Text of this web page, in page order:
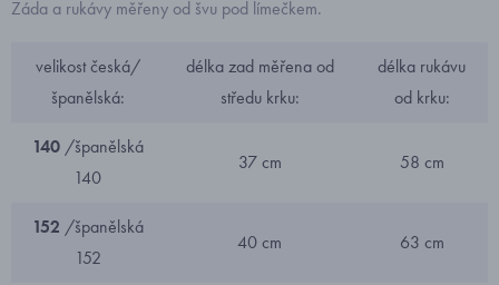
Záda a rukávy měřeny od švu pod límečkem.
velikost česká/
španělská:
délka zad měřena od
středu krku:
délka rukávu
od krku:
140/španělská
140
37 cm 58 cm
152 /španělská
152
40 cm 63 cm